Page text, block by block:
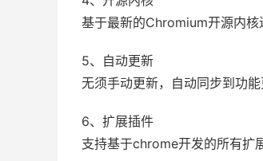
基于最新的Chromium开源内核
5、自动更新
无须手动更新，自动同步到功能
6、扩展插件
支持基于chrome开发的所有扩